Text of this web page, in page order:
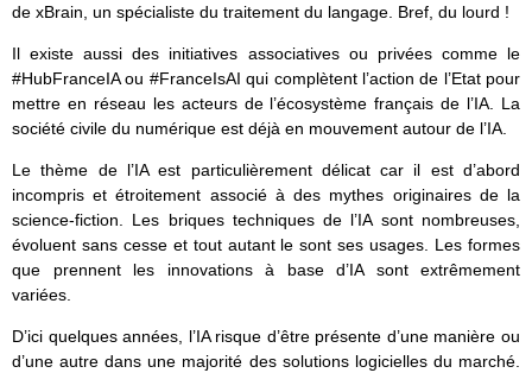
de xBrain, un spécialiste du traitement du langage. Bref, du lourd !
Il existe aussi des initiatives associatives ou privées comme le
#HubFranceIA ou #FranceIsAI qui complètent l’action de l’Etat pour
mettre en réseau les acteurs de l’écosystème français de l’IA. La
société civile du numérique est déjà en mouvement autour de l’IA.
Le thème de l’IA est particulièrement délicat car il est d’abord
incompris et étroitement associé à des mythes originaires de la
science-fiction. Les briques techniques de l’IA sont nombreuses,
évoluent sans cesse et tout autant le sont ses usages. Les formes
que prennent les innovations à base d’IA sont extrêmement
variées.
D’ici quelques années, l’IA risque d’être présente d’une manière ou
d’une autre dans une majorité des solutions logicielles du marché.